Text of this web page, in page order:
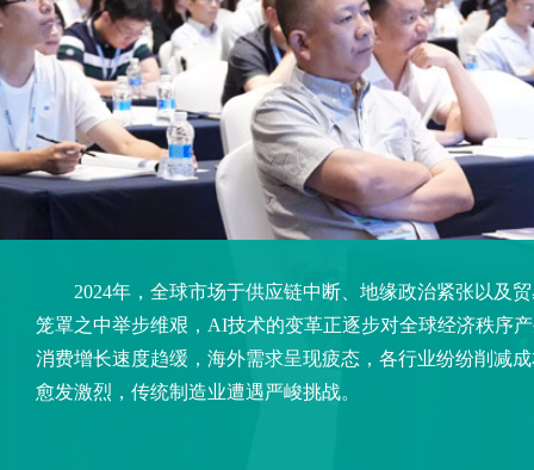
2024年，全球市场于供应链中断、地缘政治紧张以及贸
笼罩之中举步维艰，AI技术的变革正逐步对全球经济秩序
消费增长速度趋缓，海外需求呈现疲态，各行业纷纷削减
愈发激烈，传统制造业遭遇严峻挑战。